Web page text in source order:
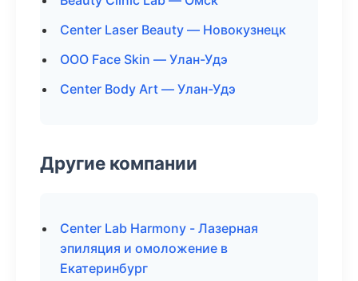
Center Laser Beauty — Новокузнецк
ООО Face Skin — Улан-Удэ
Center Body Art — Улан-Удэ
Другие компании
Center Lab Harmony - Лазерная
эпиляция и омоложение в
Екатеринбург